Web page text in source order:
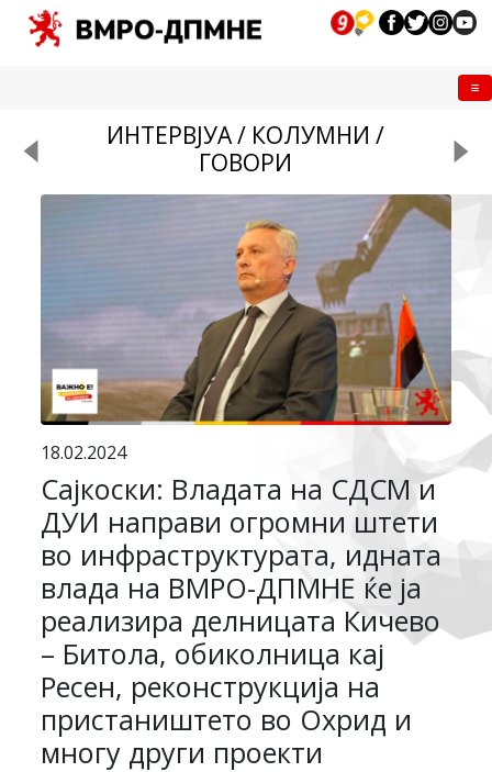
ИНТЕРВЈУА / КОЛУМНИ /
ГОВОРИ
18.02.2024
Сајкоски: Владата на СДСМ и
ДУИ направи огромни штети
во инфраструктурата, идната
влада на ВМРО-ДПМНЕ ќе ја
реализира делницата Кичево
– Битола, обиколница кај
Ресен, реконструкција на
пристаништето во Охрид и
многу други проекти